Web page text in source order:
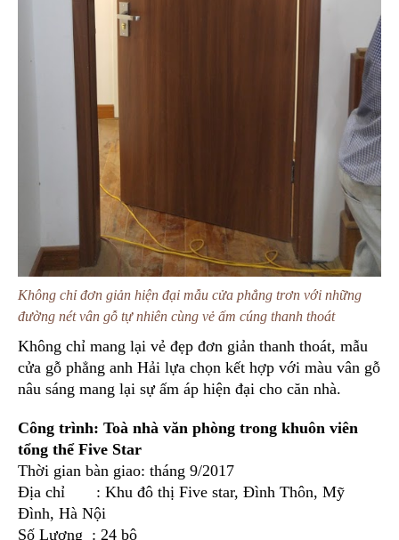
Không chỉ đơn giản hiện đại mẫu cửa phẳng trơn với những
đường nét vân gỗ tự nhiên cùng vẻ ấm cúng thanh thoát
Không chỉ mang lại vẻ đẹp đơn giản thanh thoát, mẫu
cửa gỗ phẳng anh Hải lựa chọn kết hợp với màu vân gỗ
nâu sáng mang lại sự ấm áp hiện đại cho căn nhà.
Công trình: Toà nhà văn phòng trong khuôn viên
tổng thể Five Star
Thời gian bàn giao: tháng 9/2017
Địa chỉ : Khu đô thị Five star, Đình Thôn, Mỹ
Đình, Hà Nội
Số Lượng : 24 bộ